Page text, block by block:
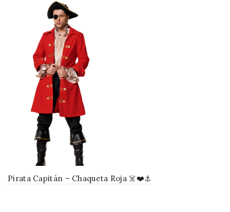
Pirata Capitán – Chaqueta Roja ☠️❤️⚓